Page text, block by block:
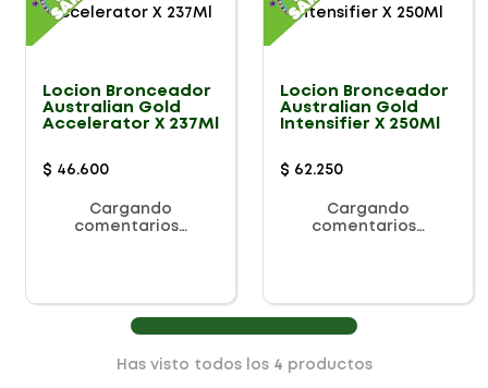
Locion Bronceador
Australian Gold
Accelerator X 237Ml
$ 46.600
Cargando
comentarios…
Locion Bronceador
Australian Gold
Intensifier X 250Ml
$ 62.250
Cargando
comentarios…
Has visto todos los 4 productos